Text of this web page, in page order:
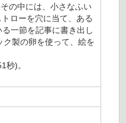
の中には、小さなふい
ローを穴に当て、ある
一節を記事に書き出し
製の卵を使って、絵を
秒)。